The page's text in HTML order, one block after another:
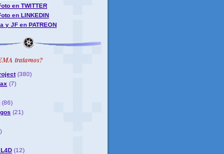
en TWITTER
en LINKEDIN
y JF en PATREON
tratamos?
(380)
(7)
(86)
(21)
(12)